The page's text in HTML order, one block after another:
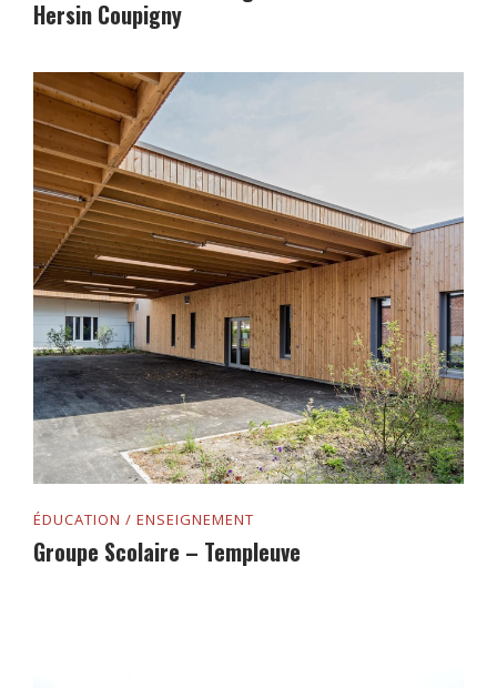
Hersin Coupigny
ÉDUCATION / ENSEIGNEMENT
Groupe Scolaire – Templeuve